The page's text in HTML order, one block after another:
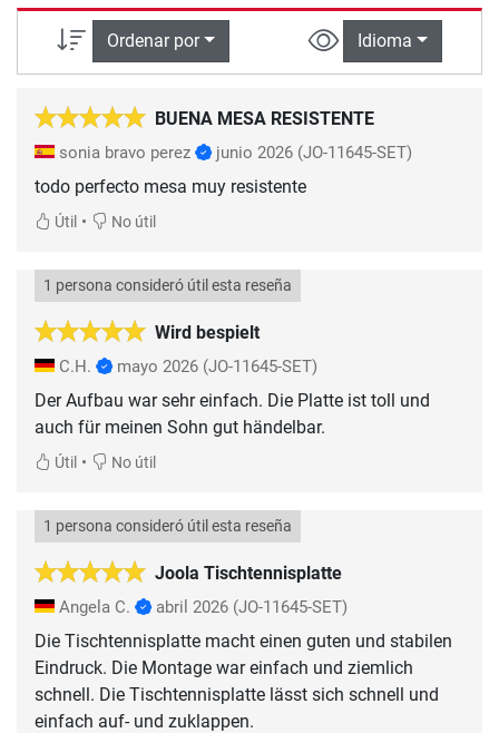
Ordenar por Idioma
BUENA MESA RESISTENTE
sonia bravo perez junio 2026 (JO-11645-SET)
todo perfecto mesa muy resistente
Útil • No útil
Wird bespielt
1 persona consideró útil esta reseña
C.H. mayo 2026 (JO-11645-SET)
Der Aufbau war sehr einfach. Die Platte ist toll und
auch für meinen Sohn gut händelbar.
Útil • No útil
Joola Tischtennisplatte
1 persona consideró útil esta reseña
Angela C. abril 2026 (JO-11645-SET)
Die Tischtennisplatte macht einen guten und stabilen
Eindruck. Die Montage war einfach und ziemlich
schnell. Die Tischtennisplatte lässt sich schnell und
einfach auf- und zuklappen.